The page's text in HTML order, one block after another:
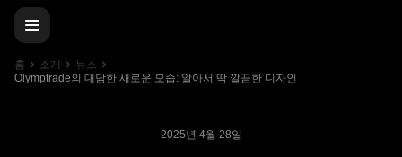
홈 소개
뉴스
Olymptrade의 대담한 새로운 모습: 알아서 딱 깔끔한 디자인
2025년 4월 28일